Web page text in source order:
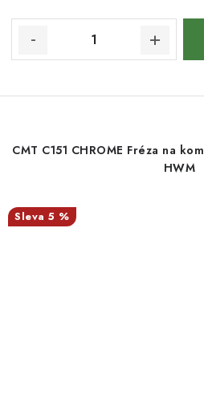
CMT C151 CHROME Fréza na
HWM
5 %